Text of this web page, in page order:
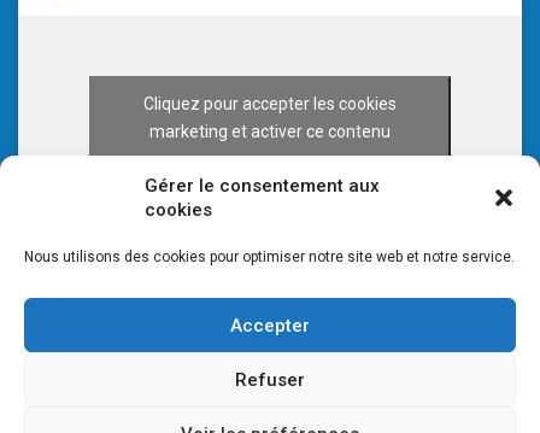
Gérer le consentement aux
cookies
Nous utilisons des cookies pour optimiser notre site web et notre service.
Accepter
Refuser
Cliquez pour accepter les cookies
marketing et activer ce contenu